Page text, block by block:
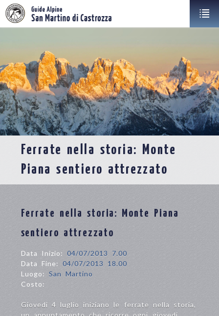
Ferrate nella storia: Monte
Piana sentiero attrezzato
Ferrate nella storia: Monte Piana
sentiero attrezzato
Data Inizio: 04/07/2013 7.00
Data Fine: 04/07/2013 18.00
Luogo: San Martino
Costo:
Giovedi 4 luglio iniziano le ferrate nella storia,